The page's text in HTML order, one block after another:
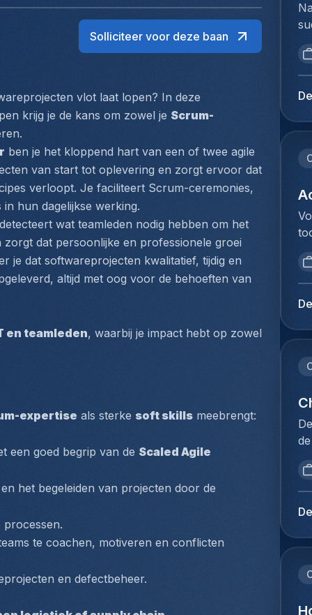
Solliciteer voor deze baan
vlot laat lopen? In deze
krijg je de kans om zowel je Scrum-
ben je het kloppend hart van een of twee agile
van start tot oplevering en zorgt ervoor dat
verloopt. Je faciliteert Scrum-ceremonies,
hun dagelijkse werking.
wat teamleden nodig hebben om het
dat persoonlijke en professionele groei
je dat softwareprojecten kwalitatief, tijdig en
altijd met oog voor de behoeften van
en teamleden, waarbij je impact hebt op zowel
expertise als sterke soft skills meebrengt:
een goed begrip van de Scaled Agile
het begeleiden van projecten door de
processen.
te coachen, motiveren en conflicten
en defectbeheer.
is
la